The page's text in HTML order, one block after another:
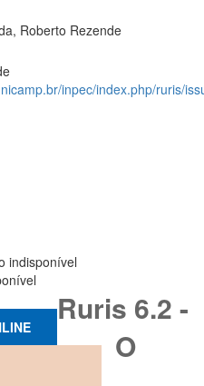
Roberto Rezende
inpec/index.php/ruris/
indisponível
Ruris 6.2 -
O